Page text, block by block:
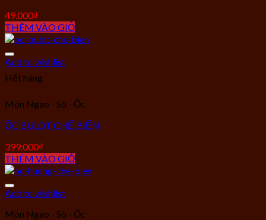
49.000₫
THÊM VÀO GIỎ
Add to wishlist
Hết hàng
Món Ngao - Sò - Ốc
ỐC BULOT CHẾ BIẾN
399.000₫
THÊM VÀO GIỎ
Add to wishlist
Món Ngao - Sò - Ốc